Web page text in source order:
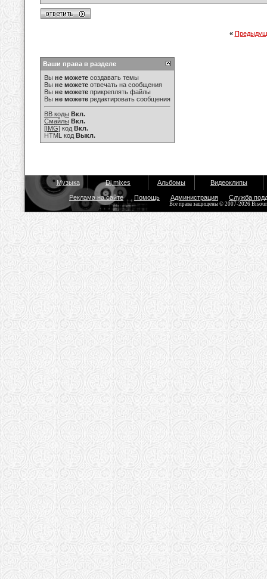
«
Ваши права в разделе
Вы не можете создавать темы
Вы не можете отвечать на сообщения
Вы не можете прикреплять файлы
Вы не можете редактировать сообщения
BB коды Вкл.
Смайлы Вкл.
[IMG] код Вкл.
HTML код Выкл.
Музыка Dj mixes Альбомы Видеоклипы
Реклама на сайте Помощь Администрация Служба
Все права защищены © 2007-2026